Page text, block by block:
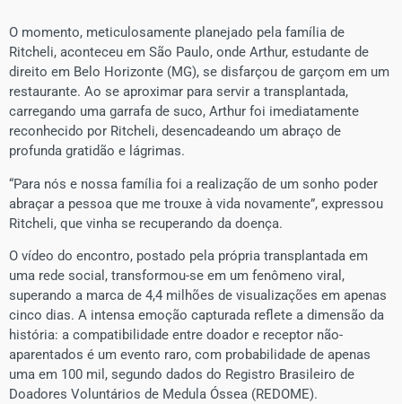
O momento, meticulosamente planejado pela família de
Ritcheli, aconteceu em São Paulo, onde Arthur, estudante de
direito em Belo Horizonte (MG), se disfarçou de garçom em um
restaurante. Ao se aproximar para servir a transplantada,
carregando uma garrafa de suco, Arthur foi imediatamente
reconhecido por Ritcheli, desencadeando um abraço de
profunda gratidão e lágrimas.
“Para nós e nossa família foi a realização de um sonho poder
abraçar a pessoa que me trouxe à vida novamente”, expressou
Ritcheli, que vinha se recuperando da doença.
O vídeo do encontro, postado pela própria transplantada em
uma rede social, transformou-se em um fenômeno viral,
superando a marca de 4,4 milhões de visualizações em apenas
cinco dias. A intensa emoção capturada reflete a dimensão da
história: a compatibilidade entre doador e receptor não-
aparentados é um evento raro, com probabilidade de apenas
uma em 100 mil, segundo dados do Registro Brasileiro de
Doadores Voluntários de Medula Óssea (REDOME).